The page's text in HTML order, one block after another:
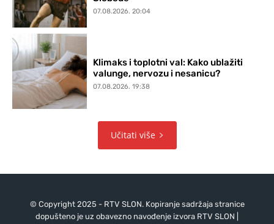
07.08.2026. 20:04
Klimaks i toplotni val: Kako ublažiti
valunge, nervozu i nesanicu?
07.08.2026. 19:38
Učitati više
© Copyright 2025 - RTV SLON. Kopiranje sadržaja stranice
dopušteno je uz obavezno navođenje izvora RTV SLON |